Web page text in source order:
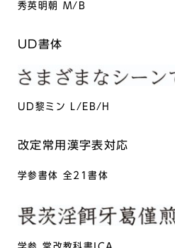
秀英明朝 M/B
UD書体
UD黎ミン L/EB/H
改定常用漢字表対応
学参書体 全21書体